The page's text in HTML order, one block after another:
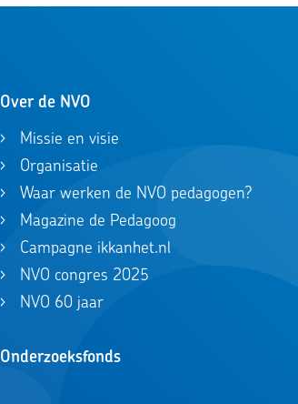
Over de NVO
Missie en visie
Organisatie
Waar werken de NVO pedagogen?
Magazine de Pedagoog
Campagne ikkanhet.nl
NVO congres 2025
NVO 60 jaar
Onderzoeksfonds